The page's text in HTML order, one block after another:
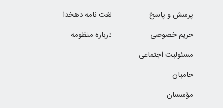
پرسش و پاسخ
حریم خصوصی
مسئولیت اجتماعی
حامیان
مؤسسان
لغت نامه دهخدا
درباره منظومه